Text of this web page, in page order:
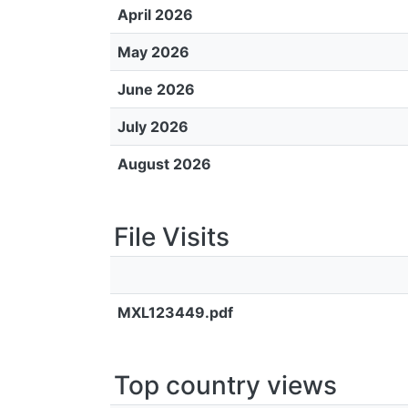
April 2026
May 2026
June 2026
July 2026
August 2026
File Visits
MXL123449.pdf
Top country views